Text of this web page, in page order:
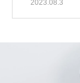
2023.08.3